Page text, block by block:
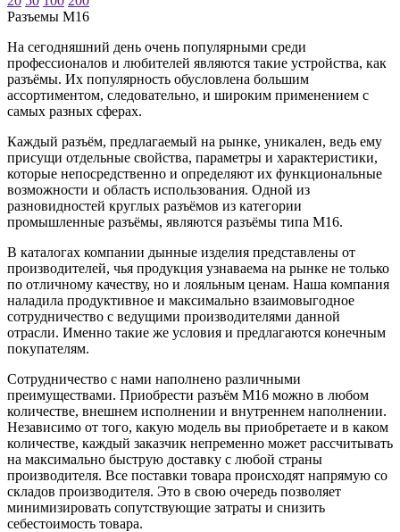
Разъeмы M16
На сегодняшний день очень популярными среди
профессионалов и любителей являются такие устройства, как
разъёмы. Их популярность обусловлена большим
ассортиментом, следовательно, и широким применением с
самых разных сферах.
Каждый разъём, предлагаемый на рынке, уникален, ведь ему
присущи отдельные свойства, параметры и характеристики,
которые непосредственно и определяют их функциональные
возможности и область использования. Одной из
разновидностей круглых разъёмов из категории
промышленные разъёмы, являются разъёмы типа М16.
В каталогах компании дынные изделия представлены от
производителей, чья продукция узнаваема на рынке не только
по отличному качеству, но и лояльным ценам. Наша компания
наладила продуктивное и максимально взаимовыгодное
сотрудничество с ведущими производителями данной
отрасли. Именно такие же условия и предлагаются конечным
покупателям.
Сотрудничество с нами наполнено различными
преимуществами. Приобрести разъём М16 можно в любом
количестве, внешнем исполнении и внутреннем наполнении.
Независимо от того, какую модель вы приобретаете и в каком
количестве, каждый заказчик непременно может рассчитывать
на максимально быструю доставку с любой страны
производителя. Все поставки товара происходят напрямую со
складов производителя. Это в свою очередь позволяет
минимизировать сопутствующие затраты и снизить
себестоимость товара.